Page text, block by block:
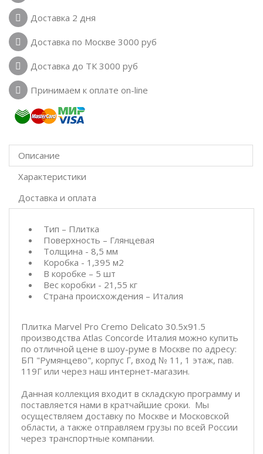
Доставка 2 дня
Доставка по Москве 3000 руб
Доставка до ТК 3000 руб
Принимаем к оплате on-line
Описание
Характеристики
Доставка и оплата
Тип – Плитка
Поверхность – Глянцевая
Толщина - 8,5 мм
Коробка - 1,395 м2
В коробке – 5 шт
Вес коробки - 21,55 кг
Страна происхождения – Италия
Плитка Marvel Pro Cremo Delicato 30.5x91.5
производства Atlas Concorde Италия можно купить
по отличной цене в шоу-руме в Москве по адресу:
БП "Румянцево", корпус Г, вход № 11, 1 этаж, пав.
119Г или через наш интернет-магазин.
Данная коллекция входит в складскую программу и
поставляется нами в кратчайшие сроки. Мы
осуществляем доставку по Москве и Московской
области, а также отправляем грузы по всей России
через транспортные компании.